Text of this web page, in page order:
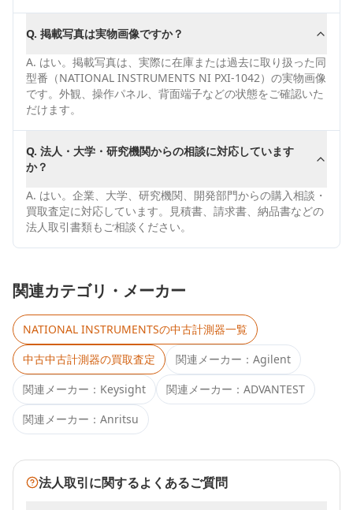
Q. 掲載写真は実物画像ですか？
A. はい。掲載写真は、実際に在庫または過去に取り扱った同
型番（NATIONAL INSTRUMENTS NI PXI-1042）の実物画像
です。外観、操作パネル、背面端子などの状態をご確認いた
だけます。
Q. 法人・大学・研究機関からの相談に対応しています
か？
A. はい。企業、大学、研究機関、開発部門からの購入相談・
買取査定に対応しています。見積書、請求書、納品書などの
法人取引書類もご相談ください。
関連カテゴリ・メーカー
NATIONAL INSTRUMENTSの中古計測器一覧
中古中古計測器の買取査定 関連メーカー： Agilent
関連メーカー： Keysight 関連メーカー： ADVANTEST
関連メーカー： Anritsu
法人取引に関するよくあるご質問